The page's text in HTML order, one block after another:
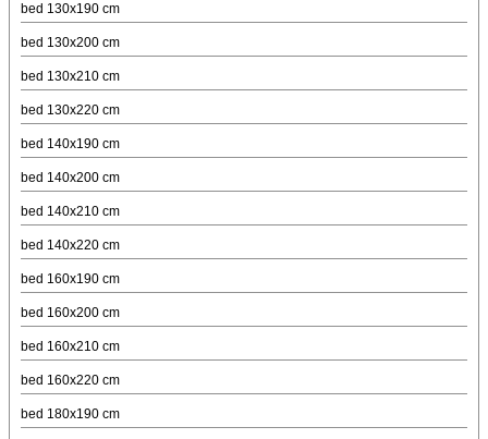
bed 130x190 cm
bed 130x200 cm
bed 130x210 cm
bed 130x220 cm
bed 140x190 cm
bed 140x200 cm
bed 140x210 cm
bed 140x220 cm
bed 160x190 cm
bed 160x200 cm
bed 160x210 cm
bed 160x220 cm
bed 180x190 cm